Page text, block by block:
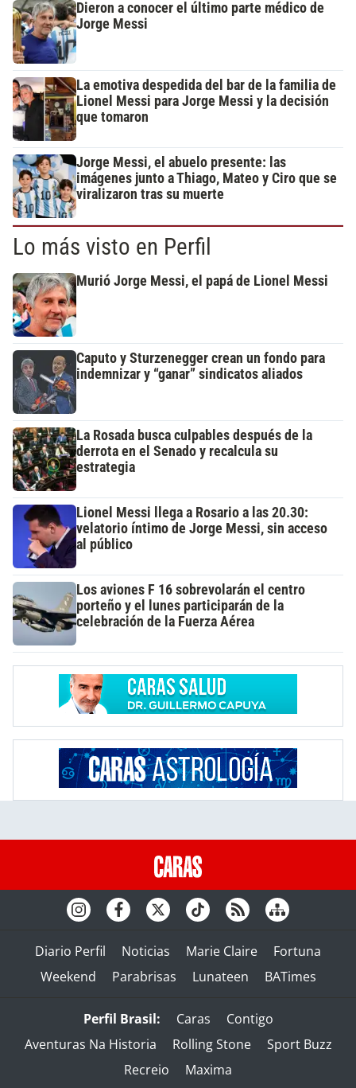
Dieron a conocer el último parte médico de
Jorge Messi
La emotiva despedida del bar de la familia de
Lionel Messi para Jorge Messi y la decisión
que tomaron
Jorge Messi, el abuelo presente: las
imágenes junto a Thiago, Mateo y Ciro que se
viralizaron tras su muerte
Lo más visto en Perfil
Murió Jorge Messi, el papá de Lionel Messi
Caputo y Sturzenegger crean un fondo para
indemnizar y “ganar” sindicatos aliados
La Rosada busca culpables después de la
derrota en el Senado y recalcula su
estrategia
Lionel Messi llega a Rosario a las 20.30:
velatorio íntimo de Jorge Messi, sin acceso
al público
Los aviones F 16 sobrevolarán el centro
porteño y el lunes participarán de la
celebración de la Fuerza Aérea
Diario Perfil Noticias Marie Claire
Fortuna
Weekend
Parabrisas Lunateen BATimes
Perfil Brasil: Caras
Contigo
Aventuras Na Historia
Rolling Stone
Sport Buzz
Recreio
Maxima